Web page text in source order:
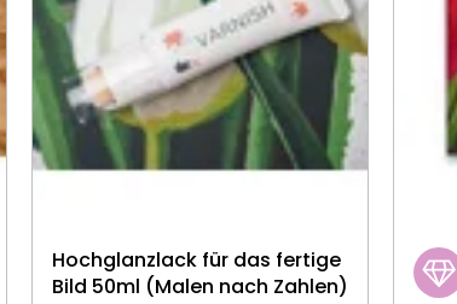
Hochglanzlack für das fertige
Bild 50ml (Malen nach Zahlen)